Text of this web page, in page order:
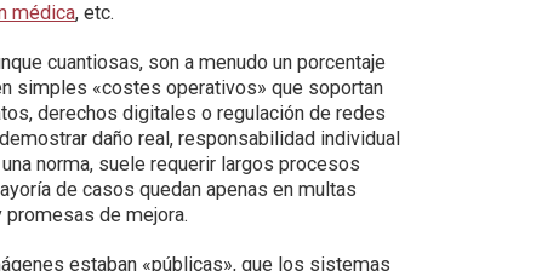
médica, etc.
cuantiosas, son a menudo un porcentaje
simples «costes operativos» que soportan
derechos digitales o regulación de redes
daño real, responsabilidad individual
norma, suele requerir largos procesos
de casos quedan apenas en multas
de mejora.
estaban «públicas», que los sistemas